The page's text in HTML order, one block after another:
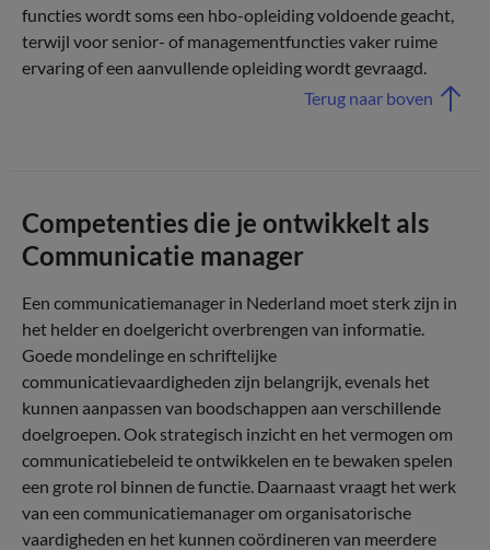
functies wordt soms een hbo-opleiding voldoende geacht,
terwijl voor senior- of managementfuncties vaker ruime
ervaring of een aanvullende opleiding wordt gevraagd.
Terug naar boven
Competenties die je ontwikkelt als
Communicatie manager
Een communicatiemanager in Nederland moet sterk zijn in
het helder en doelgericht overbrengen van informatie.
Goede mondelinge en schriftelijke
communicatievaardigheden zijn belangrijk, evenals het
kunnen aanpassen van boodschappen aan verschillende
doelgroepen. Ook strategisch inzicht en het vermogen om
communicatiebeleid te ontwikkelen en te bewaken spelen
een grote rol binnen de functie. Daarnaast vraagt het werk
van een communicatiemanager om organisatorische
vaardigheden en het kunnen coördineren van meerdere